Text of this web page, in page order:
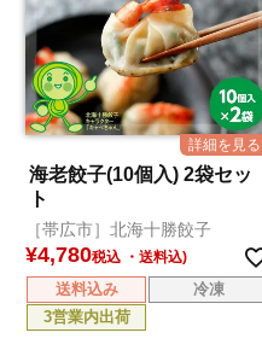
海老餃子(10個入) 2袋セッ
ト
［帯広市］北海十勝餃子
¥4,780税込
送料込み
冷凍
3営業内出荷